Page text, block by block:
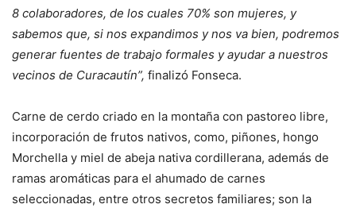
8 colaboradores, de los cuales 70% son mujeres, y
sabemos que, si nos expandimos y nos va bien, podremos
generar fuentes de trabajo formales y ayudar a nuestros
vecinos de Curacautín”, finalizó Fonseca.
Carne de cerdo criado en la montaña con pastoreo libre,
incorporación de frutos nativos, como, piñones, hongo
Morchella y miel de abeja nativa cordillerana, además de
ramas aromáticas para el ahumado de carnes
seleccionadas, entre otros secretos familiares; son la